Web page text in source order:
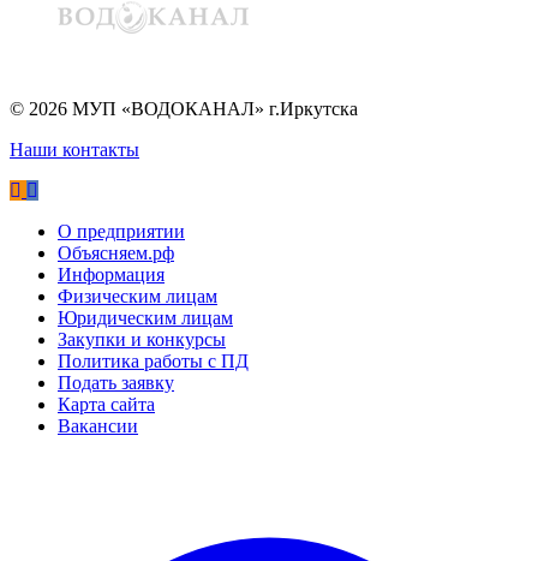
© 2026 МУП «ВОДОКАНАЛ» г.Иркутска
Наши контакты
О предприятии
Объясняем.рф
Информация
Физическим лицам
Юридическим лицам
Закупки и конкурсы
Политика работы с ПД
Подать заявку
Карта сайта
Вакансии